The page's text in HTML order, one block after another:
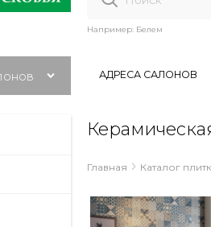
Например: Белем
АДРЕСА САЛОНОВ
Главная Каталог